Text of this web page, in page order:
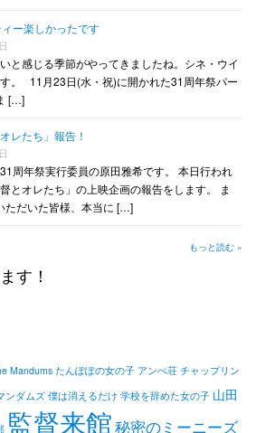
ー楽しかったです
と感じる季節がやってきましたね。シネ・ウイ
。 11月23日(水・祝)に開かれた31周年祭パー
[…]
レたち」報告！
周年祭実行委員の原田雅希です。 本日行われ
とオレたち」の上映企画の報告をします。 ま
ただいた皆様、本当に […]
もっと読む »
す！
Mandums たんぽぽの女の子 アンぺ荘 チャップリン
ンダムズ 僕は消えるだけ 学校を辞めた女の子 山田
監督来館秘密のミーニーズ